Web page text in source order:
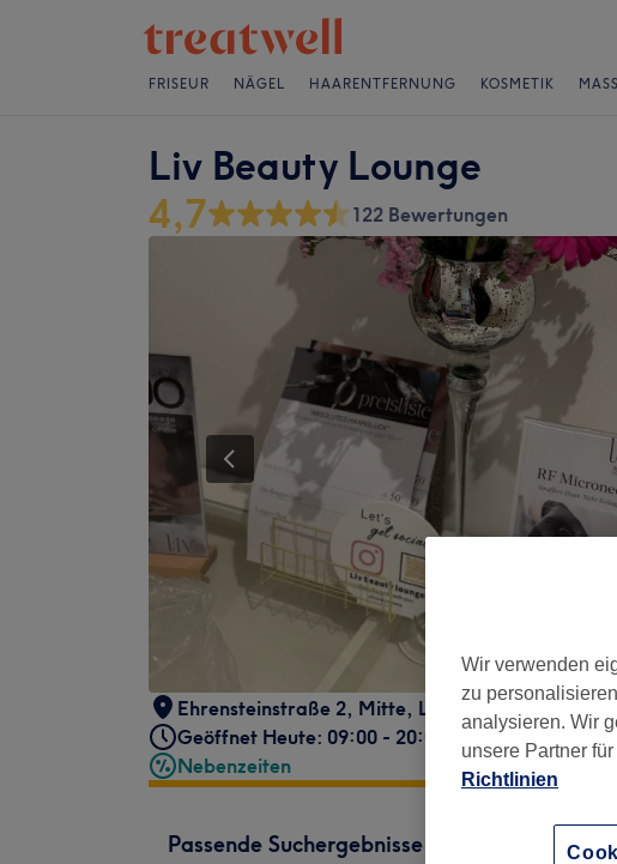
FRISEUR NÄGEL HAARENTFERNUNG KOSMETIK
Liv Beauty Lounge
4,7 122 Bewertungen
Ehrensteinstraße 2, Mitte, Leipzig , 04105
Geöffnet Heute: 09:00 - 20:00
Nebenzeiten
Passende Suchergebnisse
Wir verwenden
zu
analysieren. Wir
unsere Partner
Richtlinien